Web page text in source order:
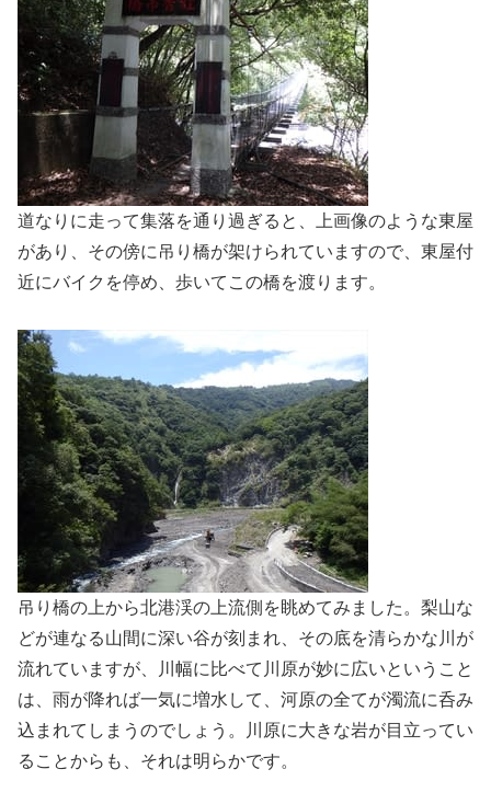
道なりに走って集落を通り過ぎると、上画像のような東屋
があり、その傍に吊り橋が架けられていますので、東屋付
近にバイクを停め、歩いてこの橋を渡ります。
吊り橋の上から北港渓の上流側を眺めてみました。梨山な
どが連なる山間に深い谷が刻まれ、その底を清らかな川が
流れていますが、川幅に比べて川原が妙に広いということ
は、雨が降れば一気に増水して、河原の全てが濁流に呑み
込まれてしまうのでしょう。川原に大きな岩が目立ってい
ることからも、それは明らかです。